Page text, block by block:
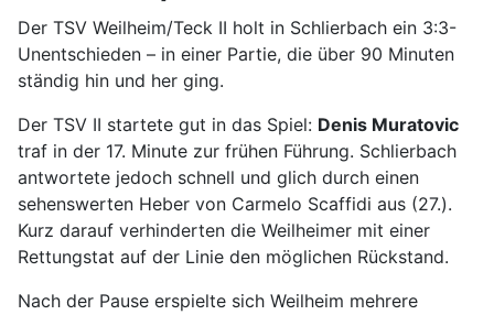
Der TSV Weilheim/Teck II holt in Schlierbach ein 3:3-
Unentschieden – in einer Partie, die über 90 Minuten
ständig hin und her ging.
Der TSV II startete gut in das Spiel: Denis Muratovic
traf in der 17. Minute zur frühen Führung. Schlierbach
antwortete jedoch schnell und glich durch einen
sehenswerten Heber von Carmelo Scaffidi aus (27.).
Kurz darauf verhinderten die Weilheimer mit einer
Rettungstat auf der Linie den möglichen Rückstand.
Nach der Pause erspielte sich Weilheim mehrere